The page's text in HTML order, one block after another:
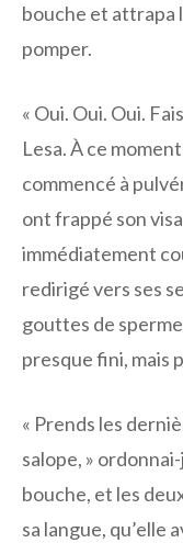
bouche et attrapa
pomper.
« Oui. Oui. Oui.
Lesa. À ce
commencé à
ont frappé son
immédiatement
redirigé vers ses
gouttes de
presque fini, mais
« Prends les
salope, »
bouche, et les
sa langue, qu’elle